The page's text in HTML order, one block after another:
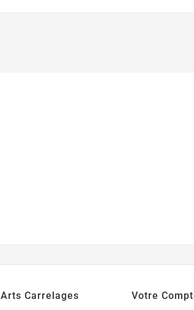
Arts Carrelages Votre